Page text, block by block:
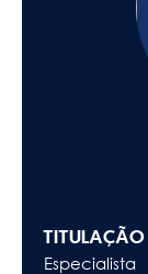
TITULAÇÃO
Especialista